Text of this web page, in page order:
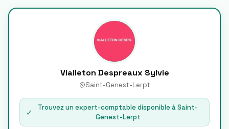
Vialleton Despreaux Sylvie
Saint-Genest-Lerpt
✓ Trouvez un expert-comptable disponible àSaint-
Genest-Lerpt